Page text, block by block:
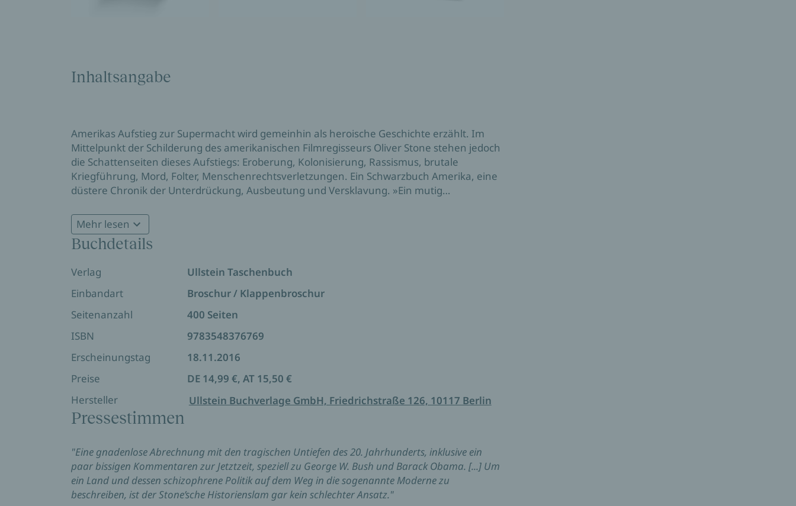
Inhaltsangabe
Amerikas Aufstieg zur Supermacht wird gemeinhin als heroische Geschichte erzählt. Im
Mittelpunkt der Schilderung des amerikanischen Filmregisseurs Oliver Stone stehen jedoch
die Schattenseiten dieses Aufstiegs: Eroberung, Kolonisierung, Rassismus, brutale
Kriegführung, Mord, Folter, Menschenrechtsverletzungen. Ein Schwarzbuch Amerika, eine
düstere Chronik der Unterdrückung, Ausbeutung und Versklavung. »Ein mutig
New York Times
Mehr lesen
Buchdetails
Verlag
Ullstein Taschenbuch
Einbandart
Broschur / Klappenbroschur
Seitenanzahl
400 Seiten
ISBN
9783548376769
Erscheinungstag
18.11.2016
Preise
DE 14,99 €, AT 15,50 €
Hersteller
Ullstein Buchverlage GmbH, Friedrichstraße 126, 10117 Berlin
Pressestimmen
"Eine gnadenlose Abrechnung mit den tragischen Untiefen des 20. Jahrhunderts, inklusive ein
paar bissigen Kommentaren zur Jetztzeit, speziell zu George W. Bush und Barack Obama. [...] Um
ein Land und dessen schizophrene Politik auf dem Weg in die sogenannte Moderne zu
beschreiben, ist der Stone’sche Historienslam gar kein schlechter Ansatz."